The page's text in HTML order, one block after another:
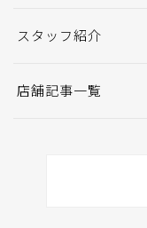
スタッフ紹介
店舗記事一覧